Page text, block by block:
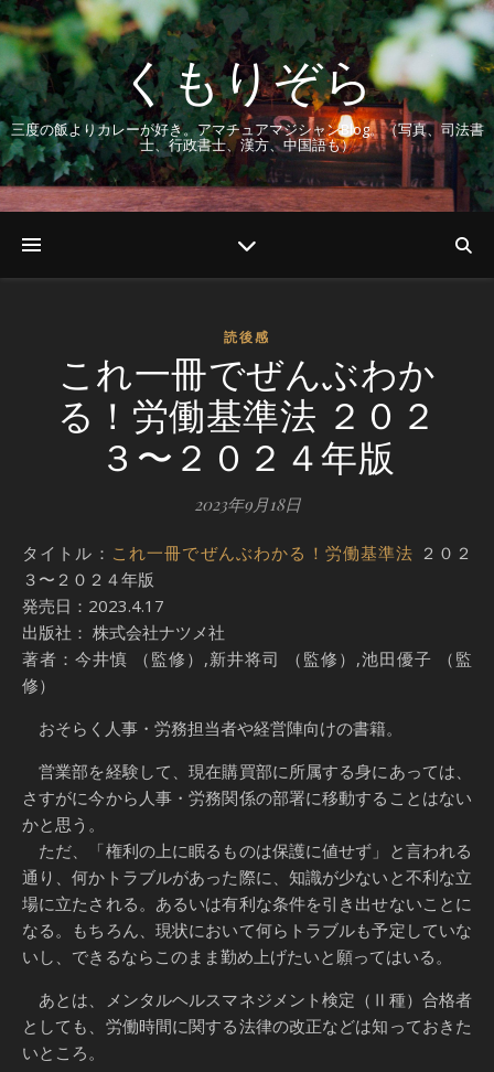
くもりぞら
三度の飯よりカレーが好き。アマチュアマジシャンBlog。（写真、司法書
士、行政書士、漢方、中国語も）
読後感
これ一冊でぜんぶわか
る！労働基準法 ２０２
３〜２０２４年版
2023年9月18日
タイトル： これ一冊でぜんぶわかる！労働基準法 ２０２
３〜２０２４年版
発売日：2023.4.17
出版社： 株式会社ナツメ社
著者：今井慎 （監修）,新井将司 （監修）,池田優子 （監
修）
おそらく人事・労務担当者や経営陣向けの書籍。
営業部を経験して、現在購買部に所属する身にあっては、
さすがに今から人事・労務関係の部署に移動することはない
かと思う。
ただ、「権利の上に眠るものは保護に値せず」と言われる
通り、何かトラブルがあった際に、知識が少ないと不利な立
場に立たされる。あるいは有利な条件を引き出せないことに
なる。もちろん、現状において何らトラブルも予定していな
いし、できるならこのまま勤め上げたいと願ってはいる。
あとは、メンタルヘルスマネジメント検定（Ⅱ種）合格者
としても、労働時間に関する法律の改正などは知っておきた
いところ。